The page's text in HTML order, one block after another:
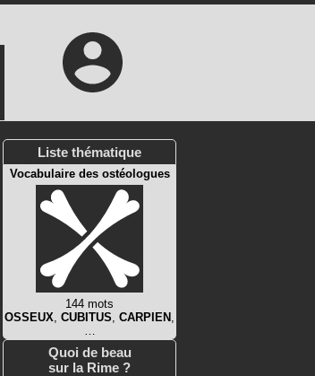
Liste thématique
Vocabulaire des ostéologues
144 mots
OSSEUX, CUBITUS, CARPIEN ,
…
Quoi de beau
sur la Rime ?